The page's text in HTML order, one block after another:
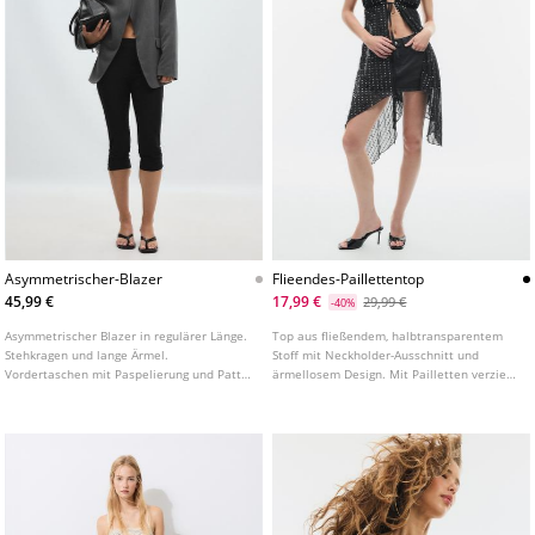
Asymmetrischer-Blazer
45,99 €
Asymmetrischer Blazer in regulärer Länge.
Stehkragen und lange Ärmel.
Vordertaschen mit Paspelierung und Patte.
Flieendes-Paillettentop
17,99 €
-40% 29,99 €
Top aus fließendem, halbtransparentem
Stoff mit Neckholder-Ausschnitt und
ärmellosem Design. Mit Pailletten verziert.